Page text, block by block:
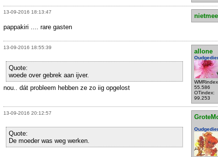
13-09-2016 18:13:47
pappakiri .... rare gasten
13-09-2016 18:55:39
allone
55.586
OTindex:
99.253
Quote:
woede over gebrek aan ijver.
nou.. dát probleem hebben ze zo iig opgelost
13-09-2016 20:12:57
Quote:
De moeder was weg werken.